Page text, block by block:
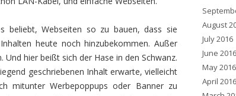
beliebt, Webseiten so zu bauen, dass sie
heute noch hinzubekommen. Außer
hier beißt sich der Hase in den Schwanz.
geschriebenen Inhalt erwarte, vielleicht
mitunter Werbepoppups oder Banner zu
August
July 2016
June 2016
May 2016
April 2016